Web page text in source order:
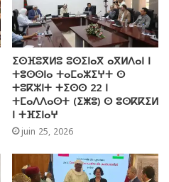
ⵉⵙⴼⵓⴳⵍⵓ ⵓⵙⵉⵏⴰⴳ ⴰⴳⵍⴷⴰⵏ ⵏ
ⵜⵓⵙⵙⵏⴰ ⵜⴰⵎⴰⵣⵉⵖⵜ ⵙ
ⵜⵓⴽⵣⵏⵜ ⵜⵉⵙⵙ 22 ⵏ
ⵜⵎⴰⴷⴷⴰⵙⵜ (ⵉⵥⵓ) ⵙ ⵓⵙⴽⴽⵉⵍ
ⵏ ⵜⴼⵉⵏⴰⵖ
juin 25, 2026